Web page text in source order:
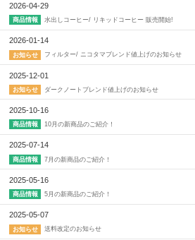
2026-04-29
商品情報 水出しコーヒー/ リキッドコーヒー 販売開始!
2026-01-14
お知らせ フィルター/ ニコタマブレンド値上げのお知らせ
2025-12-01
お知らせ ダークノートブレンド値上げのお知らせ
2025-10-16
商品情報 10月の新商品のご紹介！
2025-07-14
商品情報 7月の新商品のご紹介！
2025-05-16
商品情報 5月の新商品のご紹介！
2025-05-07
お知らせ 送料改定のお知らせ